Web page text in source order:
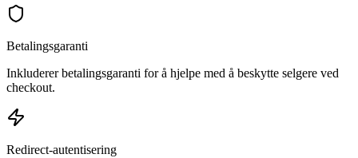
Betalingsgaranti
Inkluderer betalingsgaranti for å hjelpe med å beskytte selgere ved
checkout.
Redirect-autentisering